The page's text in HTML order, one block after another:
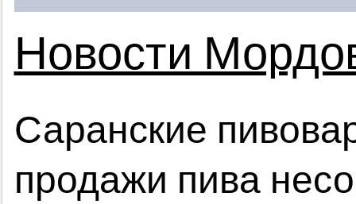
Новости
Саранские
продажи пива